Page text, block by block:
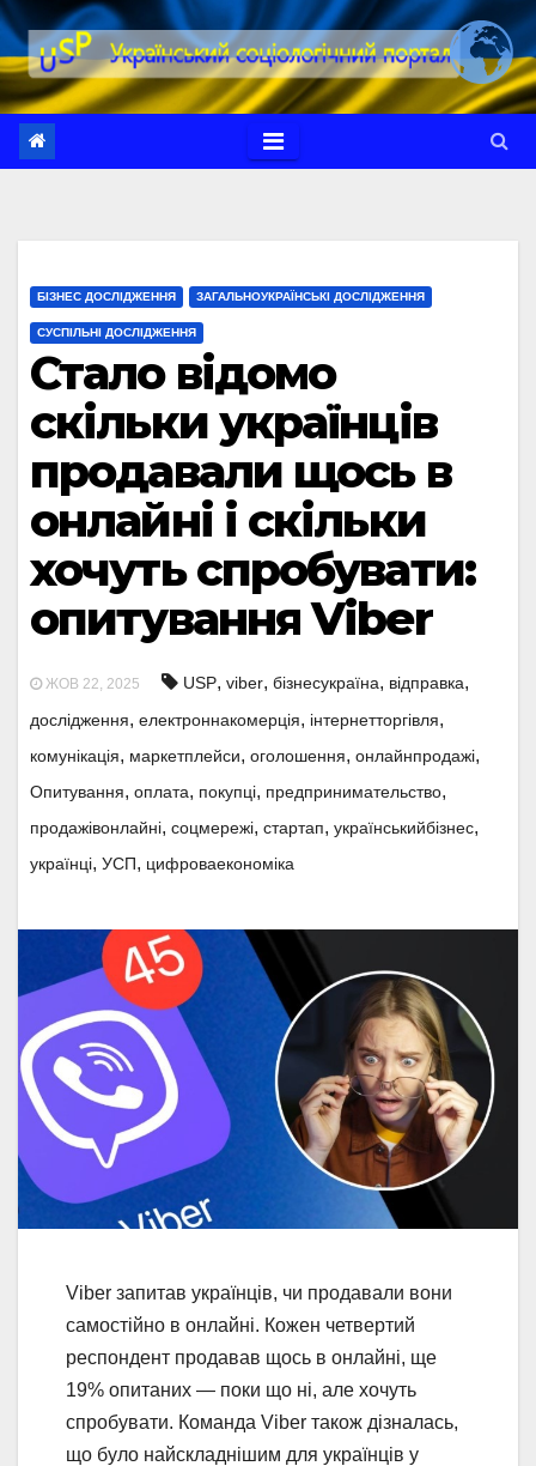
Перейти
до
вмісту
БІЗНЕС ДОСЛІДЖЕННЯ ЗАГАЛЬНОУКРАЇНСЬКІ ДОСЛІДЖЕННЯ
СУСПІЛЬНІ ДОСЛІДЖЕННЯ
Стало відомо
скільки українців
продавали щось в
онлайні і скільки
хочуть спробувати:
опитування Viber
ЖОВ 22, 2025 USP, viber, бізнесукраїна, відправка,
дослідження, електроннакомерція, інтернетторгівля,
комунікація, маркетплейси, оголошення, онлайнпродажі,
Опитування, оплата, покупці, предпринимательство,
продажівонлайні, соцмережі, стартап, українськийбізнес,
українці, УСП, цифроваекономіка
Viber запитав українців, чи продавали вони
самостійно в онлайні. Кожен четвертий
респондент продавав щось в онлайні, ще
19% опитаних — поки що ні, але хочуть
спробувати. Команда Viber також дізналась,
що було найскладнішим для українців у